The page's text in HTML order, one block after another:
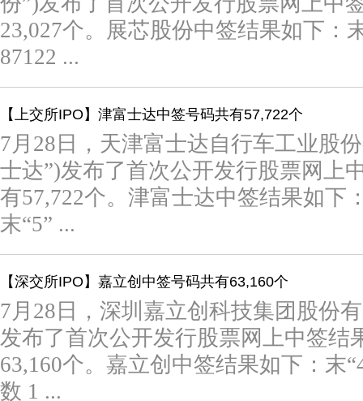
23,027个。展芯股份中签结果如下：
87122 ...
【上交所IPO】津富士达中签号码共有57,722个
7月28日，天津富士达自行车工业股
士达”)发布了首次公开发行股票网上
有57,722个。津富士达中签结果如下
末“5” ...
【深交所IPO】嘉立创中签号码共有63,160个
7月28日，深圳嘉立创科技集团股份
发布了首次公开发行股票网上中签结
63,160个。嘉立创中签结果如下：末
数 1 ...